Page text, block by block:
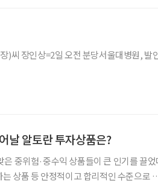
씨 장인상=2일 오전 분당서울대병원, 발
날 알토란 투자상품은?
중위험·중수익 상품들이 큰 인기를 끌었
상품 등 안정적이고 합리적인 수준으로